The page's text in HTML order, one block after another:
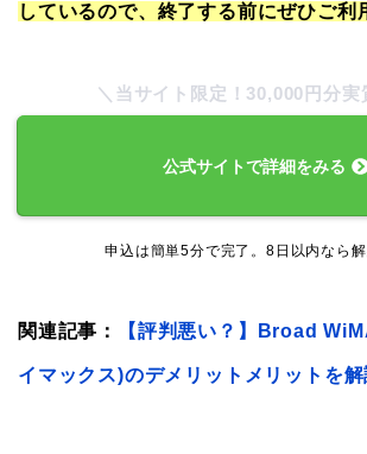
しているので、終了する前にぜひご利
＼当サイト限定！30,000円分実
公式サイトで詳細をみる
申込は簡単5分で完了。8日以内なら
関連記事： 【評判悪い？】Broad
イマックス)のデメリットメリットを